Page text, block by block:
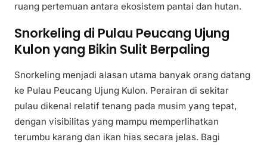
ruang pertemuan antara ekosistem pantai dan hutan.
Snorkeling di Pulau Peucang Ujung
Kulon yang Bikin Sulit Berpaling
Snorkeling menjadi alasan utama banyak orang datang
ke Pulau Peucang Ujung Kulon. Perairan di sekitar
pulau dikenal relatif tenang pada musim yang tepat,
dengan visibilitas yang mampu memperlihatkan
terumbu karang dan ikan hias secara jelas. Bagi